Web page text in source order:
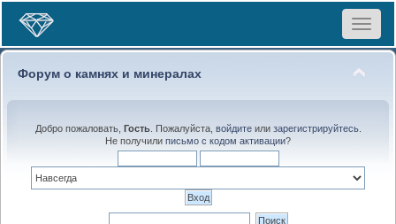
Toggle
Форум о камнях и минералах
Добро пожаловать, Гость. Пожалуйста, войдитеили зарегистрируйтесь.
Не получили письмо с кодом активации?